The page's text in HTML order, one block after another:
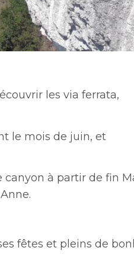
les via ferrata,
le mois de juin, et
canyon à partir de fin
fêtes et pleins de